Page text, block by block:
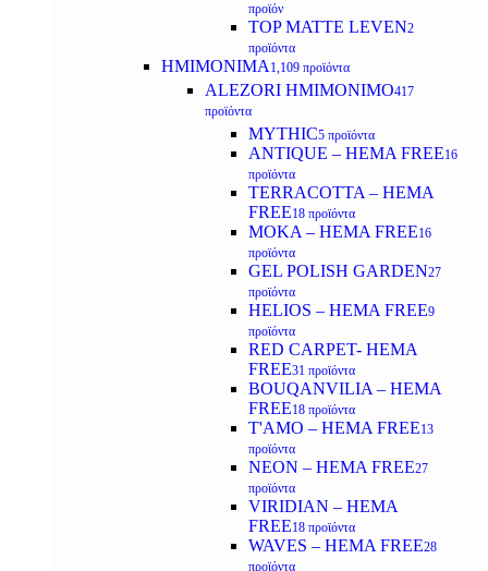
προϊόν
TOP MATTE LEVEN2
προϊόντα
ΗΜΙΜΟΝΙΜΑ 1,109 προϊόντα
ALEZORI ΗΜΙΜΟΝΙΜΟ417
προϊόντα
MYTHIC5 προϊόντα
ANTIQUE – HEMA FREE16
προϊόντα
TERRACOTTA – HEMA
FREE18 προϊόντα
MOKA – HEMA FREE16
προϊόντα
GEL POLISH GARDEN27
προϊόντα
HELIOS – HEMA FREE9
προϊόντα
RED CARPET- HEMA
FREE31 προϊόντα
BOUQANVILIA – HEMA
FREE18 προϊόντα
T'AMO – HEMA FREE13
προϊόντα
NEON – HEMA FREE27
προϊόντα
VIRIDIAN – HEMA
FREE18 προϊόντα
WAVES – HEMA FREE28
προϊόντα